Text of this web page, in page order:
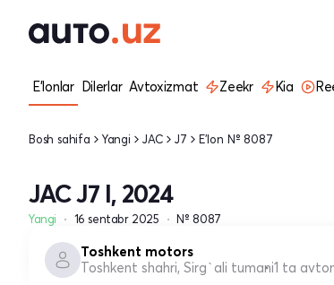
E'lonlar Dilerlar Avtoxizmat Zeekr Kia
Bosh sahifa Yangi JAC J7 E'lon № 8087
JAC J7 I, 2024
Yangi 16 sentabr 2025 № 8087
Toshkent motors
Toshkent shahri, Sirg`ali tumani1 ta